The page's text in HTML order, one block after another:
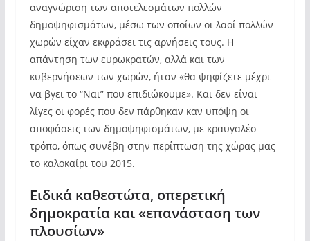
αναγνώριση των αποτελεσμάτων πολλών
δημοψηφισμάτων, μέσω των οποίων οι λαοί πολλών
χωρών είχαν εκφράσει τις αρνήσεις τους. Η
απάντηση των ευρωκρατών, αλλά και των
κυβερνήσεων των χωρών, ήταν «θα ψηφίζετε μέχρι
να βγει το “Ναι” που επιδιώκουμε». Και δεν είναι
λίγες οι φορές που δεν πάρθηκαν καν υπόψη οι
αποφάσεις των δημοψηφισμάτων, με κραυγαλέο
τρόπο, όπως συνέβη στην περίπτωση της χώρας μας
το καλοκαίρι του 2015.
Ειδικά καθεστώτα, οπερετική
δημοκρατία και «επανάσταση των
πλουσίων»